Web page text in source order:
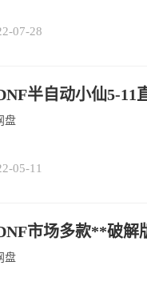
07-28
半自动小仙5-11
网盘
05-11
市场多款**破解
网盘